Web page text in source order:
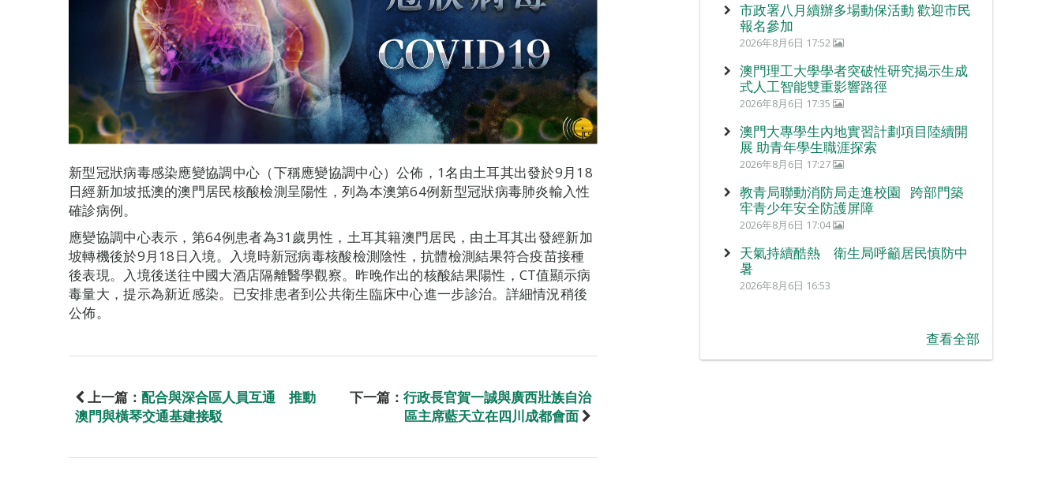
新型冠狀病毒感染應變協調中心（下稱應變協調中心）公佈，1名由土耳其出發於9月18
日經新加坡抵澳的澳門居民核酸檢測呈陽性，列為本澳第64例新型冠狀病毒肺炎輸入性
確診病例。
應變協調中心表示，第64例患者為31歲男性，土耳其籍澳門居民，由土耳其出發經新加
坡轉機後於9月18日入境。入境時新冠病毒核酸檢測陰性，抗體檢測結果符合疫苗接種
後表現。入境後送往中國大酒店隔離醫學觀察。昨晚作出的核酸結果陽性，CT值顯示病
毒量大，提示為新近感染。已安排患者到公共衛生臨床中心進一步診治。詳細情況稍後
公佈。
上一篇： 配合與深合區人員互通 推動
澳門與橫琴交通基建接駁
下一篇： 行政長官賀一誠與廣西壯族自治
區主席藍天立在四川成都會面
市政署八月續辦多場動保活動 歡迎市民
報名參加
2026年8月6日 17:52
澳門理工大學學者突破性研究揭示生成
式人工智能雙重影響路徑
2026年8月6日 17:35
澳門大專學生內地實習計劃項目陸續開
展 助青年學生職涯探索
2026年8月6日 17:27
教青局聯動消防局走進校園 跨部門築
牢青少年安全防護屏障
2026年8月6日 17:04
天氣持續酷熱 衛生局呼籲居民慎防中
暑
2026年8月6日 16:53
查看全部